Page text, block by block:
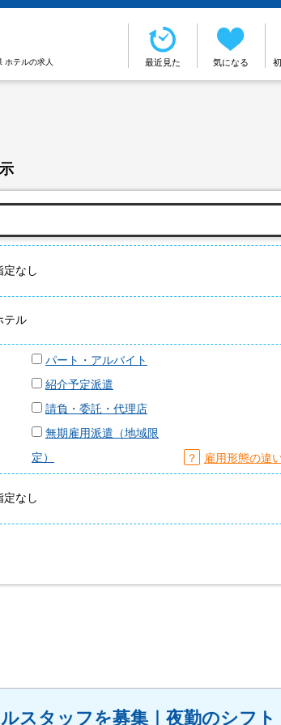
ホテルの求人 最近見た 気になる
定なし
テル
パート・アルバイト
紹介予定派遣
請負・委託・代理店
無期雇用派遣（地域限
定）
？ 雇用形態の違
定なし
スタッフを募集｜夜勤のシフト